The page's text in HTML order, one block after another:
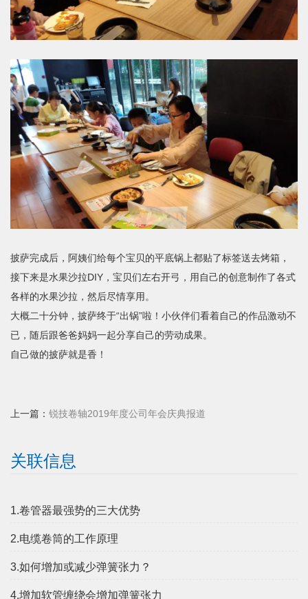
披萨完成后，阿姨们给每个宝贝的平底锅上都贴了标签送去烤箱，
接下来是水果沙拉DIY，宝贝们左右开弓，用自己的创意制作了各式
各样的水果沙拉，然后尽情享用。
大概二十分钟，披萨终于“出锅”啦！小伙伴们看着自己的作品激动不
已，随后跟爸爸妈妈一起分享自己的劳动成果。
自己做的披萨就是香！
上一篇： 锐技卷轴2019年度公司年会庆典报道
关联信息
1.卷管器最强势的三大优势
2.电缆卷筒的工作原理
3.如何增加或减少弹簧张力？
4.增加软管缠绕会增加弹簧张力